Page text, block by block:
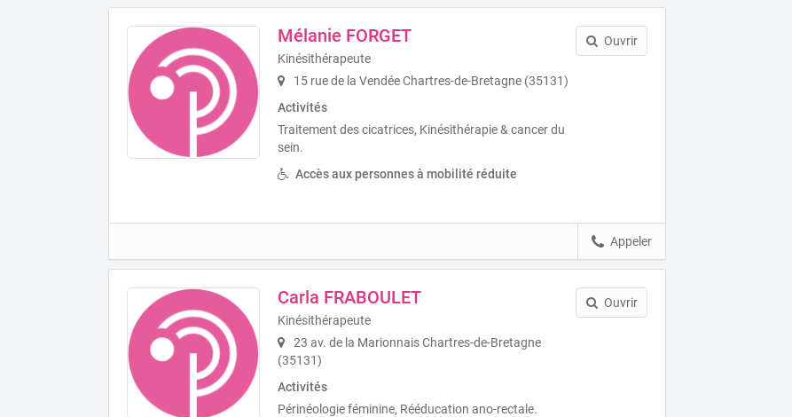
Mélanie FORGET
Kinésithérapeute
15 rue de la Vendée Chartres-de-Bretagne (35131)
Activités
Traitement des cicatrices, Kinésithérapie & cancer du
sein.
Accès aux personnes à mobilité réduite
Ouvrir
Appeler
Carla FRABOULET
Kinésithérapeute
23 av. de la Marionnais Chartres-de-Bretagne
(35131)
Activités
Périnéologie féminine, Rééducation ano-rectale.
Ouvrir